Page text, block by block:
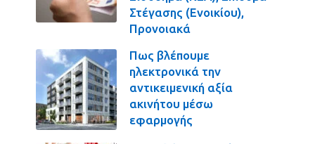
Στέγασης (Ενοικίου),
Προνοιακά
Πως βλέπουμε
ηλεκτρονικά την
αντικειμενική αξία
ακινήτου μέσω
εφαρμογής